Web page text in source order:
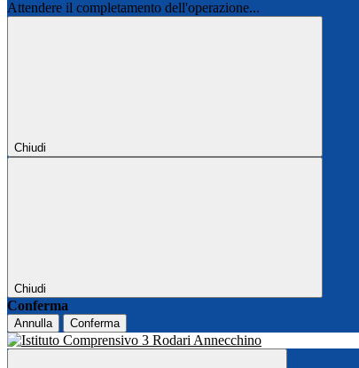
Attendere il completamento dell'operazione...
Chiudi
Chiudi
Conferma
Annulla Conferma